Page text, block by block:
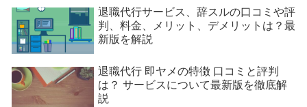
退職代行サービス、辞スルの口コミや評
判、料金、メリット、デメリットは？最
新版を解説
退職代行 即ヤメの特徴 口コミと評判
は？ サービスについて最新版を徹底解
説